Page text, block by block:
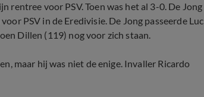
rentree voor PSV. Toen was het al 3-0. De Jong
PSV in de Eredivisie. De Jong passeerde Luc
Dillen (119) nog voor zich staan.
maar hij was niet de enige. Invaller Ricardo